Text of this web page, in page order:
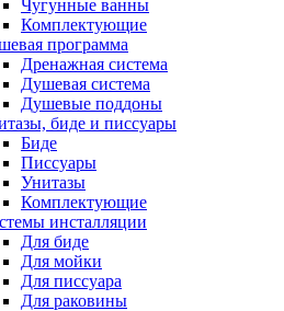
Чугунные ванны
Комплектующие
программа
Дренажная система
Душевая система
Душевые поддоны
биде и писсуары
Биде
Писсуары
Унитазы
Комплектующие
инсталляции
Для биде
Для мойки
Для писсуара
Для раковины